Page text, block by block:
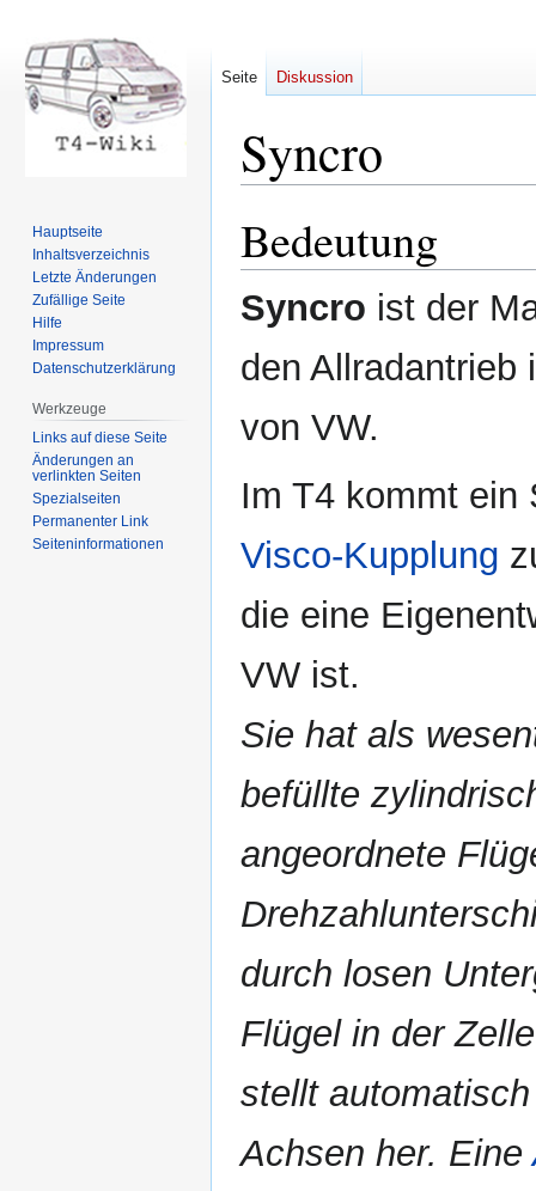
Syncro
Navigation
springen
Suche
springen
Bedeutung
Syncro ist der
den Allradantrieb
von VW.
Im T4 kommt ein
Visco-Kupplung
die eine
VW ist.
Sie hat als
befüllte
angeordnete
durch losen
Flügel in der
stellt
Achsen her. Eine
Seite Diskussion
Hauptseite
Inhaltsverzeichnis
Letzte Änderungen
Zufällige Seite
Hilfe
Impressum
Datenschutzerklärung
Werkzeuge
Links auf diese Seite
Änderungen an
verlinkten Seiten
Spezialseiten
Permanenter Link
Seiten­informationen